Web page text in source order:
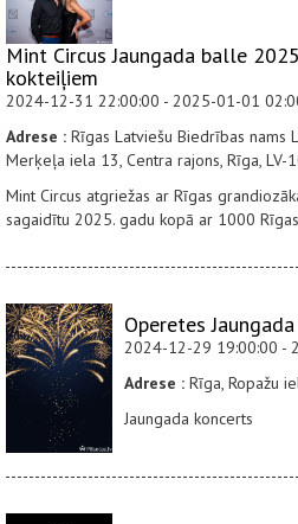
Mint Circus Jaungada balle
kokteiļiem
2024-12-31 22:00:00 - 2025-01-01
Adrese : Rīgas Latviešu Biedrības
Merķeļa iela 13, Centra rajons, Rīga, LV-
Mint Circus atgriežas ar Rīgas
sagaidītu 2025. gadu kopā ar 1000
Operetes
2024-12-29 19:00:00 -
Adrese : Rīga, Ropažu
Jaungada koncerts